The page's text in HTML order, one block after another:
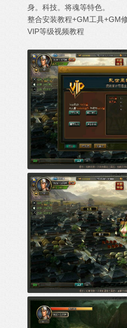
身。科技。将魂等特色。
整合安装教程+GM工具+GM
VIP等级视频教程